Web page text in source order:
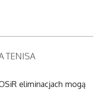
TENISA
eliminacjach mogą